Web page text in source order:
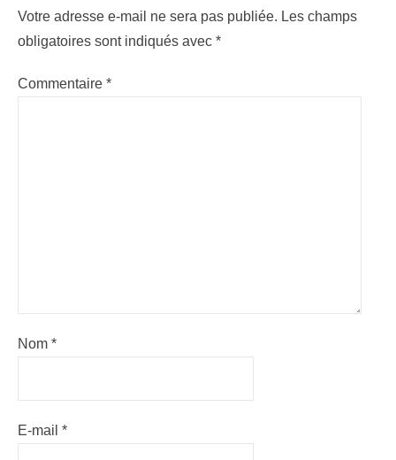
Votre adresse e-mail ne sera pas publiée. Les champs
obligatoires sont indiqués avec *
Commentaire *
Nom *
E-mail *